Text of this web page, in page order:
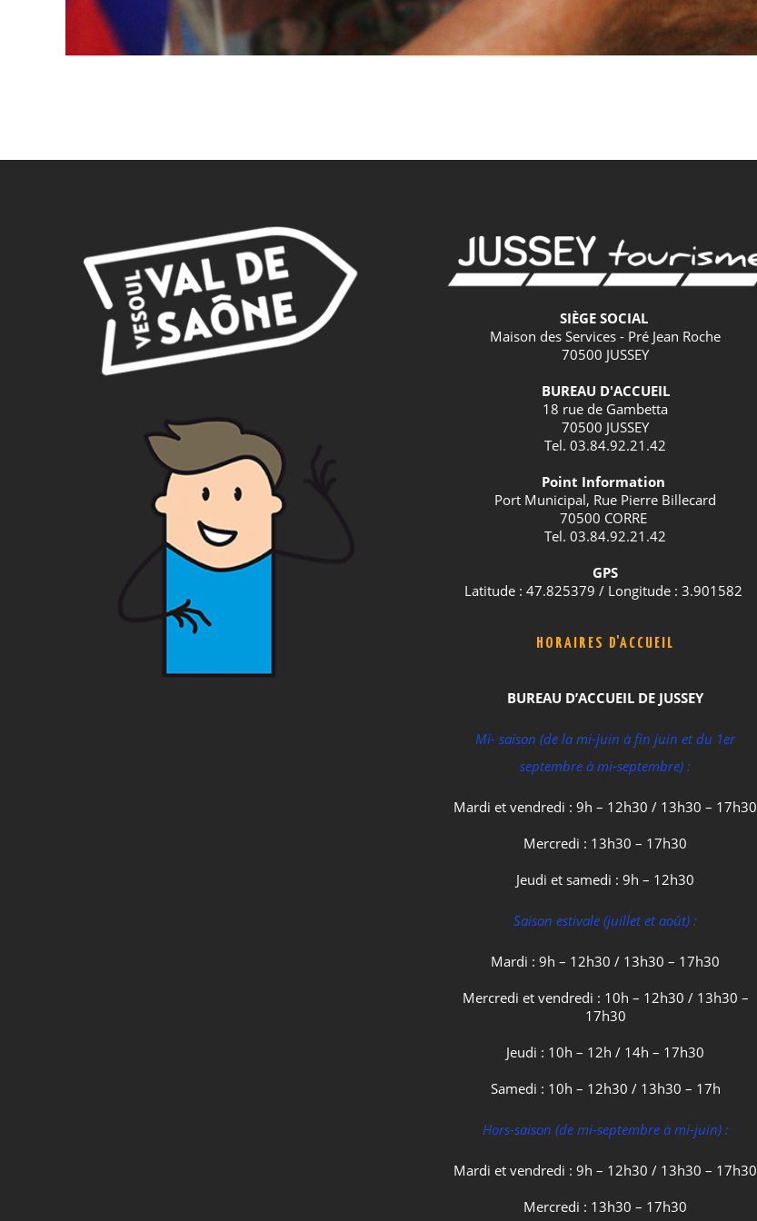
SIÈGE SOCIAL
Maison des Services - Pré Jean Roche
70500 JUSSEY
BUREAU D'ACCUEIL
18 rue de Gambetta
70500 JUSSEY
Tel. 03.84.92.21.42
Point Information
Port Municipal, Rue Pierre Billecard
70500 CORRE
Tel. 03.84.92.21.42
GPS
Latitude : 47.825379 / Longitude : 3.901582
HORAIRES D'ACCUEIL
BUREAU D’ACCUEIL DE JUSSEY
Mi- saison (de la mi-juin à fin juin et du 1er
septembre à mi-septembre) :
Mardi et vendredi : 9h – 12h30 / 13h30 – 17h30
Mercredi : 13h30 – 17h30
Jeudi et samedi : 9h – 12h30
Saison estivale (juillet et août) :
Mardi : 9h – 12h30 / 13h30 – 17h30
Mercredi et vendredi : 10h – 12h30 / 13h30 –
17h30
Jeudi : 10h – 12h / 14h – 17h30
Samedi : 10h – 12h30 / 13h30 – 17h
Hors-saison (de mi-septembre à mi-juin) :
Mardi et vendredi : 9h – 12h30 / 13h30 – 17h30
Mercredi : 13h30 – 17h30